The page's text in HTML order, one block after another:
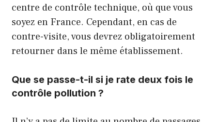
centre de contrôle technique, où que vous
soyez en France. Cependant, en cas de
contre-visite, vous devrez obligatoirement
retourner dans le même établissement.
Que se passe-t-il si je rate deux fois le
contrôle pollution ?